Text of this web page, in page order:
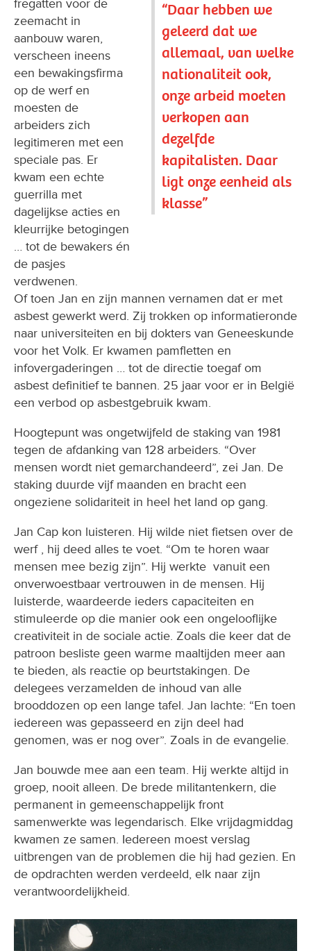
“Daar hebben we
geleerd dat we
allemaal, van welke
nationaliteit ook,
onze arbeid moeten
verkopen aan
dezelfde
kapitalisten. Daar
ligt onze eenheid als
klasse”
fregatten voor de
zeemacht in
aanbouw waren,
verscheen ineens
een bewakingsfirma
op de werf en
moesten de
arbeiders zich
legitimeren met een
speciale pas. Er
kwam een echte
guerrilla met
dagelijkse acties en
kleurrijke betogingen
… tot de bewakers én
de pasjes
verdwenen.
Of toen Jan en zijn mannen vernamen dat er met
asbest gewerkt werd. Zij trokken op informatieronde
naar universiteiten en bij dokters van Geneeskunde
voor het Volk. Er kwamen pamfletten en
infovergaderingen … tot de directie toegaf om
asbest definitief te bannen. 25 jaar voor er in België
een verbod op asbestgebruik kwam.
Hoogtepunt was ongetwijfeld de staking van 1981
tegen de afdanking van 128 arbeiders. “Over
mensen wordt niet gemarchandeerd”, zei Jan. De
staking duurde vijf maanden en bracht een
ongeziene solidariteit in heel het land op gang.
Jan Cap kon luisteren. Hij wilde niet fietsen over de
werf , hij deed alles te voet. “Om te horen waar
mensen mee bezig zijn”. Hij werkte vanuit een
onverwoestbaar vertrouwen in de mensen. Hij
luisterde, waardeerde ieders capaciteiten en
stimuleerde op die manier ook een ongelooflijke
creativiteit in de sociale actie. Zoals die keer dat de
patroon besliste geen warme maaltijden meer aan
te bieden, als reactie op beurtstakingen. De
delegees verzamelden de inhoud van alle
brooddozen op een lange tafel. Jan lachte: “En toen
iedereen was gepasseerd en zijn deel had
genomen, was er nog over”. Zoals in de evangelie.
Jan bouwde mee aan een team. Hij werkte altijd in
groep, nooit alleen. De brede militantenkern, die
permanent in gemeenschappelijk front
samenwerkte was legendarisch. Elke vrijdagmiddag
kwamen ze samen. Iedereen moest verslag
uitbrengen van de problemen die hij had gezien. En
de opdrachten werden verdeeld, elk naar zijn
verantwoordelijkheid.